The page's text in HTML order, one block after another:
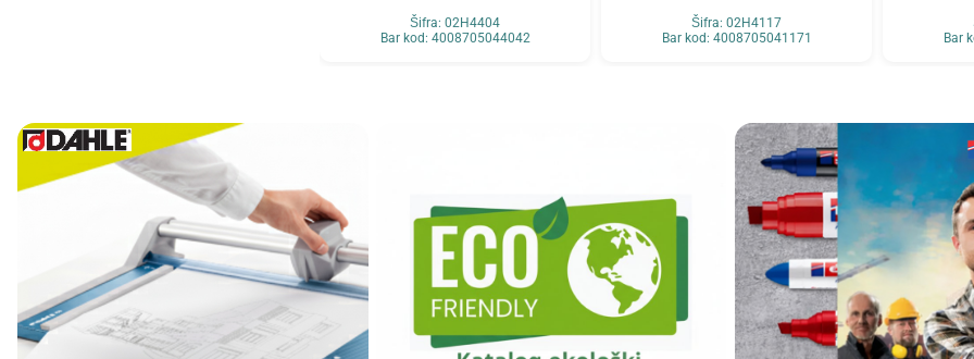
Orink
Ostalo
Oxford
Panasonic
Pelikan
Premijer
Retype
Ridgeback
Skrebba
Skullcandy
Šifra: 02H4404
Bar kod: 4008705044042
Šifra: 02H4117
Bar kod: 4008705041171
Bar